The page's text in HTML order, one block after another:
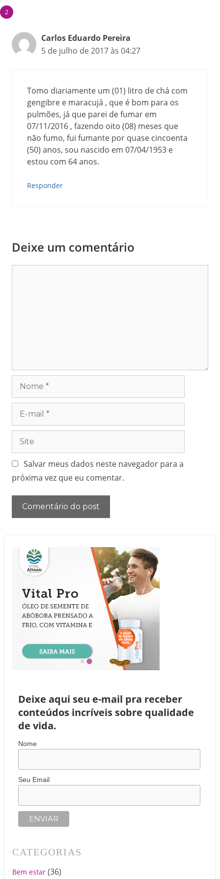
Carlos Eduardo Pereira
5 de julho de 2017 às 04:27
Tomo diariamente um (01) litro de chá com
gengibre e maracujá , que é bom para os
pulmões, já que parei de fumar em
07/11/2016 , fazendo oito (08) meses que
não fumo, fui fumante por quase cincoenta
(50) anos, sou nascido em 07/04/1953 e
estou com 64 anos.
Responder
Deixe um comentário
Salvar meus dados neste navegador para a
próxima vez que eu comentar.
Deixe aqui seu e-mail pra receber
conteúdos incríveis sobre qualidade
de vida.
Nome
Seu Email
CATEGORIAS
Bem estar (36)